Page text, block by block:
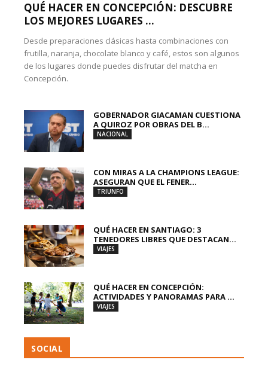
QUÉ HACER EN CONCEPCIÓN: DESCUBRE
LOS MEJORES LUGARES ...
Desde preparaciones clásicas hasta combinaciones con
frutilla, naranja, chocolate blanco y café, estos son algunos
de los lugares donde puedes disfrutar del matcha en
Concepción.
GOBERNADOR GIACAMAN CUESTIONA
A QUIROZ POR OBRAS DEL B...
NACIONAL
CON MIRAS A LA CHAMPIONS LEAGUE:
ASEGURAN QUE EL FENER...
TRIUNFO
QUÉ HACER EN SANTIAGO: 3
TENEDORES LIBRES QUE DESTACAN...
VIAJES
QUÉ HACER EN CONCEPCIÓN:
ACTIVIDADES Y PANORAMAS PARA ...
VIAJES
SOCIAL